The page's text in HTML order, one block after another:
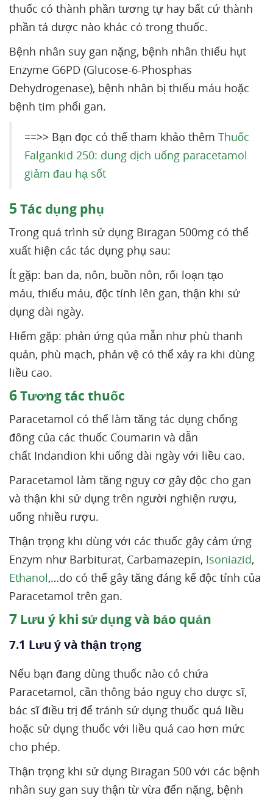
thuốc có thành phần tương tự hay bất cứ thành
phần tá dược nào khác có trong thuốc.
Bệnh nhân suy gan nặng, bệnh nhân thiếu hụt
Enzyme G6PD (Glucose-6-Phosphas
Dehydrogenase), bệnh nhân bị thiếu máu hoặc
bệnh tim phổi gan.
==>> Bạn đọc có thể tham khảo thêm Thuốc
Falgankid 250: dung dịch uống paracetamol
giảm đau hạ sốt
5 Tác dụng phụ
Trong quá trình sử dụng Biragan 500mg có thể
xuất hiện các tác dụng phụ sau:
Ít gặp: ban da, nôn, buồn nôn, rối loạn tạo
máu, thiếu máu, độc tính lên gan, thận khi sử
dụng dài ngày.
Hiếm gặp: phản ứng qúa mẫn như phù thanh
quản, phù mạch, phản vệ có thể xảy ra khi dùng
liều cao.
6Tương tác thuốc
Paracetamol có thể làm tăng tác dụng chống
đông của các thuốc Coumarin và dẫn
chất Indandion khi uống dài ngày với liều cao.
Paracetamol làm tăng nguy cơ gây độc cho gan
và thận khi sử dụng trên người nghiện rượu,
uống nhiều rượu.
Thận trọng khi dùng với các thuốc gây cảm ứng
Enzym như Barbiturat, Carbamazepin, Isoniazid,
Ethanol,…do có thể gây tăng đáng kể độc tính của
Paracetamol trên gan.
7 Lưu ý khi sử dụng và bảo quản
7.1 Lưu ý và thận trọng
Nếu bạn đang dùng thuốc nào có chứa
Paracetamol, cần thông báo nguy cho dược sĩ,
bác sĩ điều trị để tránh sử dụng thuốc quá liều
hoặc sử dụng thuốc với liều quá cao hơn mức
cho phép.
Thận trọng khi sử dụng Biragan 500 với các bệnh
nhân suy gan suy thận từ vừa đến nặng, bệnh